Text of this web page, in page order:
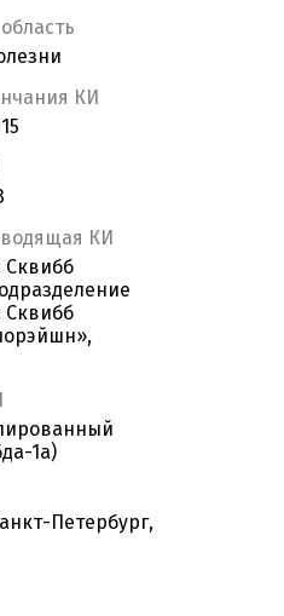
КИ
КИ
Сквибб
Сквибб
1а)
Петербург,